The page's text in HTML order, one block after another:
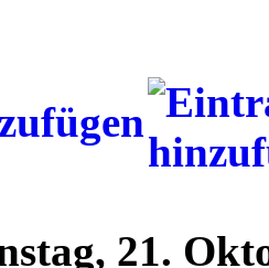
21.